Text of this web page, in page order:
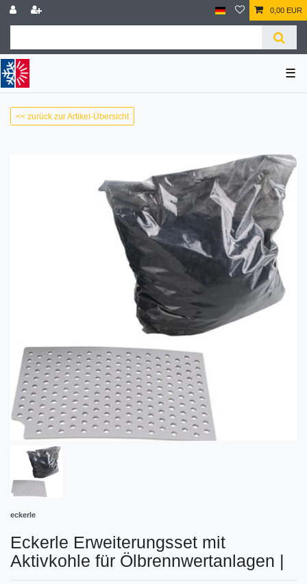
0,00 EUR
☰
<< zurück zur Artikel-Übersicht
eckerle
Eckerle Erweiterungsset mit
Aktivkohle für Ölbrennwertanlagen |